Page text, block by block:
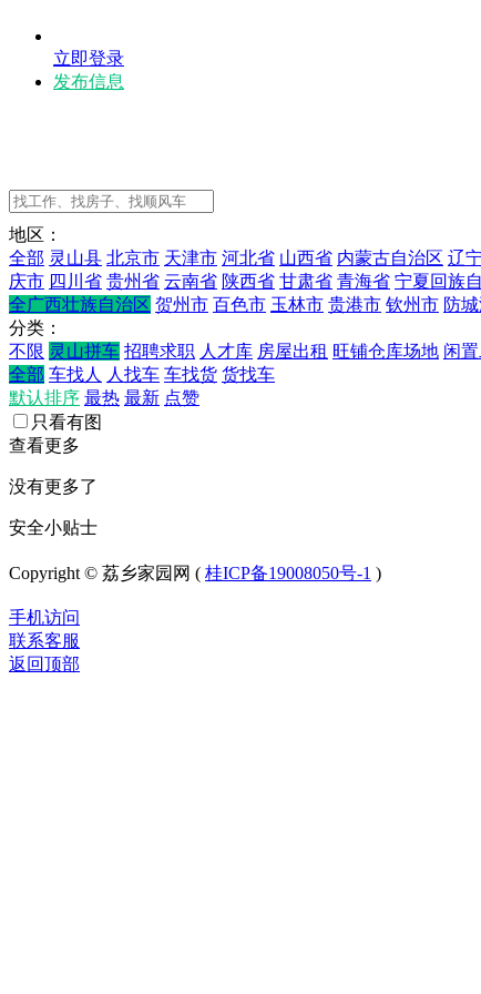
立即登录
发布信息
地区：
全部 灵山县 北京市 天津市 河北省 山西省 内蒙古自治区 辽
庆市 四川省 贵州省 云南省 陕西省 甘肃省 青海省 宁夏回族
全广西壮族自治区 贺州市 百色市 玉林市 贵港市 钦州市 防
分类：
不限 灵山拼车 招聘求职 人才库 房屋出租 旺铺仓库场地 闲
全部 车找人 人找车 车找货 货找车
默认排序 最热 最新 点赞
只看有图
查看更多
没有更多了
安全小贴士
Copyright © 荔乡家园网 ( 桂ICP备19008050号-1 )
手机访问
联系客服
返回顶部